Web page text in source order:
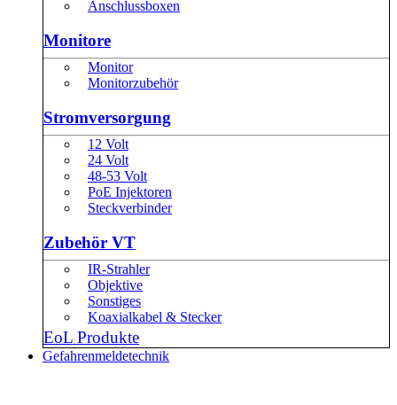
Anschlussboxen
Monitore
Monitor
Monitorzubehör
Stromversorgung
12 Volt
24 Volt
48-53 Volt
PoE Injektoren
Steckverbinder
Zubehör VT
IR-Strahler
Objektive
Sonstiges
Koaxialkabel & Stecker
EoL Produkte
Gefahrenmeldetechnik